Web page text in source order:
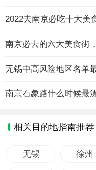
2022去南京必吃十大美
南京必去的六大美食街
南京石象路什么时候最
相关目的地指南推荐
无锡 徐州